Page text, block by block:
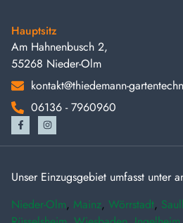
Hauptsitz
Am Hahnenbusch 2,
55268 Nieder-Olm
kontakt@thiedemann-
06136 - 7960960
Unser Einzugsgebiet umfasst unter
Nieder-Olm, Mainz, Wörrstadt,